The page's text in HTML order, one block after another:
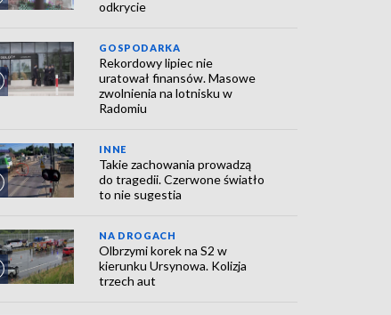
odkrycie
GOSPODARKA
Rekordowy lipiec nie
uratował finansów. Masowe
zwolnienia na lotnisku w
Radomiu
INNE
Takie zachowania prowadzą
do tragedii. Czerwone światło
to nie sugestia
NA DROGACH
Olbrzymi korek na S2 w
kierunku Ursynowa. Kolizja
trzech aut